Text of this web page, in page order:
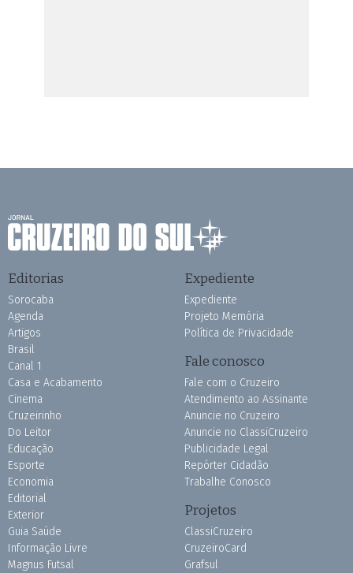
Editorias
Sorocaba
Agenda
Artigos
Brasil
Canal 1
Casa e Acabamento
Cinema
Cruzeirinho
Do Leitor
Educação
Esporte
Economia
Editorial
Exterior
Guia Saúde
Informação Livre
Magnus Futsal
Expediente
Expediente
Projeto Memória
Política de Privacidade
Fale conosco
Fale com o Cruzeiro
Atendimento ao Assinante
Anuncie no Cruzeiro
Anuncie no ClassiCruzeiro
Publicidade Legal
Repórter Cidadão
Trabalhe Conosco
Projetos
ClassiCruzeiro
CruzeiroCard
Grafsul